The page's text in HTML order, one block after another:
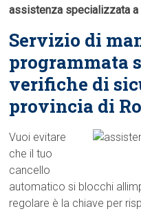
assistenza specializzata
Servizio di
programmata
verifiche di
provincia di
Vuoi evitare
che il tuo
cancello
automatico si blocchi
regolare è la chiave per